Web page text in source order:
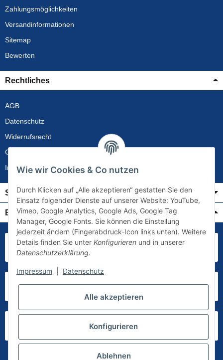
Zahlungsmöglichkeiten
Versandinformationen
Sitemap
Bewerten
Rechtliches
AGB
Datenschutz
Widerrufsrecht
Gewährleistung
Impressum
Service
Bezahlung & Versand
Wie wir Cookies & Co nutzen
Durch Klicken auf „Alle akzeptieren“ gestatten Sie den
Einsatz folgender Dienste auf unserer Website: YouTube,
Vimeo, Google Analytics, Google Ads, Google Tag
Manager, Google Fonts. Sie können die Einstellung
jederzeit ändern (Fingerabdruck-Icon links unten). Weitere
Details finden Sie unter Konfigurieren und in unserer
Datenschutzerklärung.
Impressum Datenschutz
Alle akzeptieren
Konfigurieren
Ablehnen